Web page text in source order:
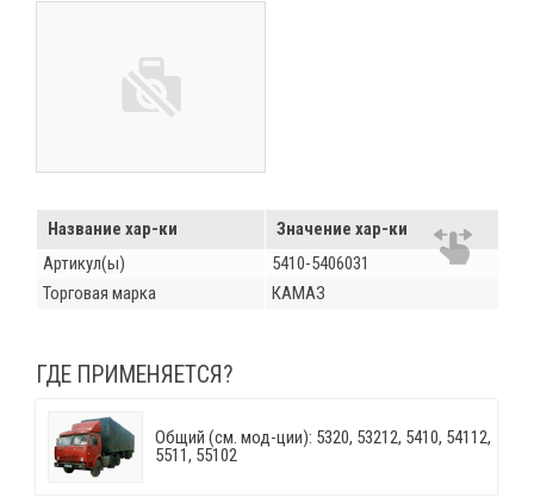
Название хар-ки
Значение хар-ки
Артикул(ы)
5410-5406031
Торговая марка
КАМАЗ
ГДЕ ПРИМЕНЯЕТСЯ?
Общий (см. мод-ции): 5320, 53212, 5410, 54112,
5511, 55102